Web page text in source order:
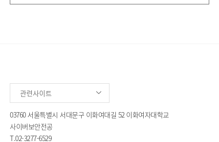
관련사이트
03760 서울특별시 서대문구 이화여대길 52 이화여자대학교
사이버보안전공
T.02-3277-6529